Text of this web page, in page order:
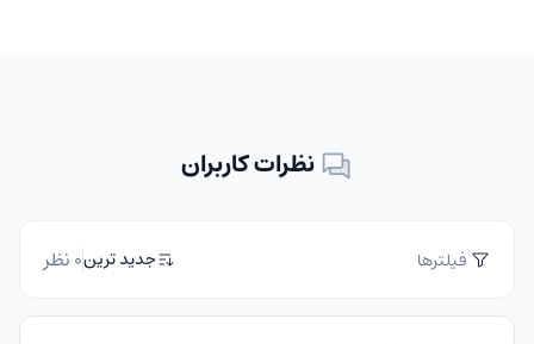
نظرات کاربران
فیلترها جدید ترین0 نظر